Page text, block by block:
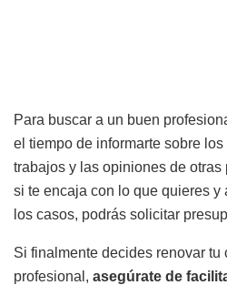
Para buscar a un buen
el tiempo de informarte sobre
trabajos y las opiniones de
si te encaja con lo que quieres y
los casos, podrás solicitar
Si finalmente decides renovar tu
profesional, asegúrate de